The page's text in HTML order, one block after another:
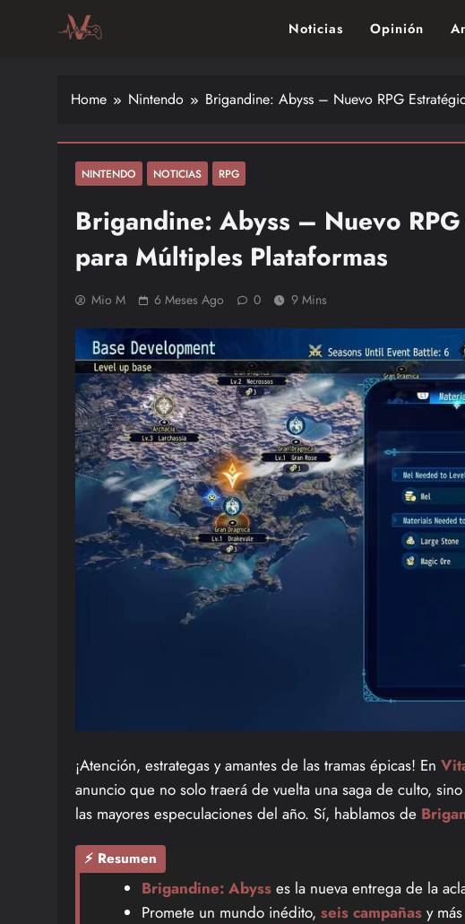
Noticias Opinión
Home Nintendo Brigandine: Abyss – Nuevo RPG
NINTENDO NOTICIAS RPG
Brigandine: Abyss – Nuevo
para Múltiples Plataformas
Mio M 6 Meses Ago 0 9 Mins
¡Atención, estrategas y amantes de las tramas épicas! En
anuncio que no solo traerá de vuelta una saga de culto,
las mayores especulaciones del año. Sí, hablamos de
⚡ Resumen
Brigandine: Abysses la nueva entrega de la
Promete un mundo inédito, seis campañasy